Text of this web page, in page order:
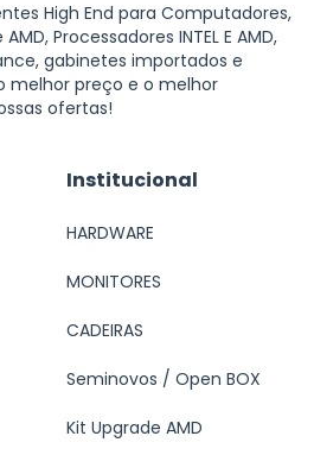
High End para Computadores,
Processadores INTEL E AMD,
gabinetes importados e
melhor preço e o melhor
ofertas!
Institucional
HARDWARE
MONITORES
CADEIRAS
Seminovos / Open BOX
Kit Upgrade AMD